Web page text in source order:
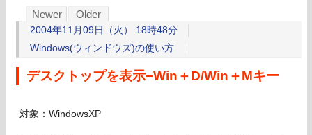
Newer Older
2004年11月09日（火） 18時48分
Windows(ウィンドウズ)の使い方
デスクトップを表示−Win＋D/Win＋Mキー
対象：WindowsXP